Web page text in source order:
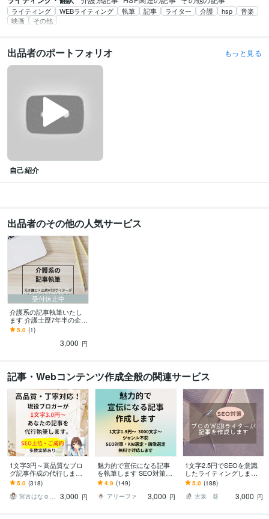
ライティング WEBライティング 執筆 記事 ライター 介護 hsp
音楽
映画
その他
出品者のポートフォリオ もっと見る
自己紹介
出品者のその他の人気サービス
受付休止中
介護系の記事執筆いたし
ます 介護士歴7年半の企業
WEBライターが質の高い
記事を作成します
5.0 (1)
3,000 円
記事・Webコンテンツ作成全般の関連サービス
1文字3円～高品質なブロ
グ記事作成の代行します
現役ブロガーがあなたの
「書いてほしい」記事を
作成
5.0 (318)
宮古はな☺︎ブロガーでライター
3,000 円
魅力的で宣伝になる記事
を執筆します SEO対策・
WP入稿・画像選定無料・
ジャンル不問
4.9 (149)
アリーファ
3,000 円
1文字2.5円でSEOを意識
したライティングします
プロのWEBライターがSE
O対策済みの記事を作成し
ます
5.0 (188)
古泉 葵
3,000 円